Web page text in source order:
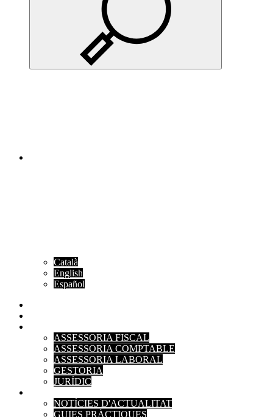
Català
English
Español
ASSESSORIA FISCAL
ASSESSORIA COMPTABLE
ASSESSORIA LABORAL
GESTORIA
JURÍDIC
NOTÍCIES D'ACTUALITAT
GUIES PRÀCTIQUES